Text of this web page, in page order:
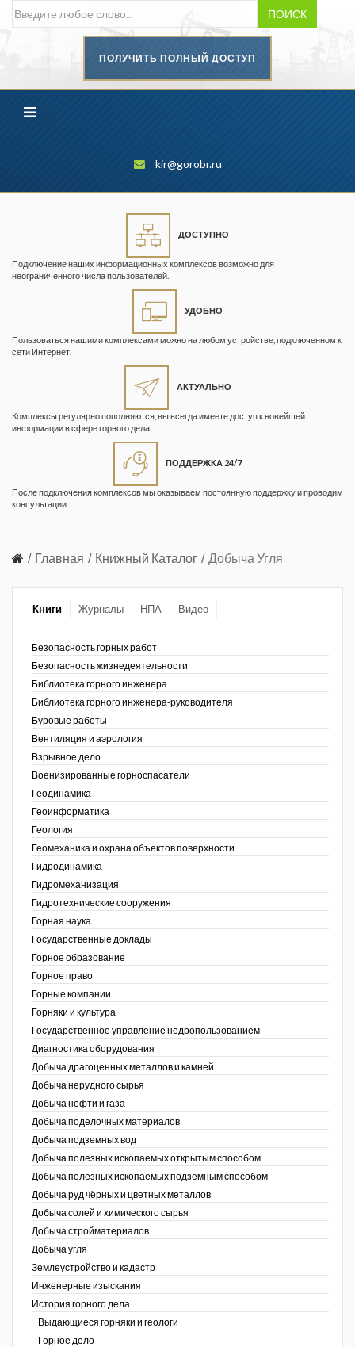
ПОИСК
ПОЛУЧИТЬ ПОЛНЫЙ ДОСТУП
kir@gorobr.ru
ДОСТУПНО
Подключение наших информационных комплексов возможно для
неограниченного числа пользователей.
УДОБНО
Пользоваться нашими комплексами можно на любом устройстве, подключенном к
сети Интернет.
АКТУАЛЬНО
Комплексы регулярно пополняются, вы всегда имеете доступ к новейшей
информации в сфере горного дела.
ПОДДЕРЖКА 24/7
После подключения комплексов мы оказываем постоянную поддержку и проводим
консультации.
Главная Книжный Каталог Добыча Угля
Книги Журналы НПА Видео
Безопасность горных работ
Безопасность жизнедеятельности
Библиотека горного инженера
Библиотека горного инженера-руководителя
Буровые работы
Вентиляция и аэрология
Взрывное дело
Военизированные горноспасатели
Геодинамика
Геоинформатика
Геология
Геомеханика и охрана объектов поверхности
Гидродинамика
Гидромеханизация
Гидротехнические сооружения
Горная наука
Государственные доклады
Горное образование
Горное право
Горные компании
Горняки и культура
Государственное управление недропользованием
Диагностика оборудования
Добыча драгоценных металлов и камней
Добыча нерудного сырья
Добыча нефти и газа
Добыча поделочных материалов
Добыча подземных вод
Добыча полезных ископаемых открытым способом
Добыча полезных ископаемых подземным способом
Добыча руд чёрных и цветных металлов
Добыча солей и химического сырья
Добыча стройматериалов
Добыча угля
Землеустройство и кадастр
Инженерные изыскания
История горного дела
Выдающиеся горняки и геологи
Горное дело
промышленности
Геопрофи
Горнопромышленные ведомости
Кузбасса. Информационный
безопасность»
Информационный бюллетень
атомному надзору
Маркшейдерия и недропользование
Медицина катастроф
Минеральные ресурсы России
Нефтегазовые технологии
Нефтегазовая вертикаль
Разведка и охрана недр
Стандарт качества
Сфера. Нефть и газ
Уголь
Уголь Кузбасса
Химагрегаты
Электроэнергия. Передача и
распределение
Coal People Magazine
PWC